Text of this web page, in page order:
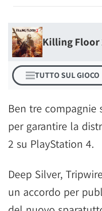
Killing Floor
TUTTO SUL GIOCO
Ben tre
per garantire la
2 su PlayStation 4.
Deep Silver,
un accordo per